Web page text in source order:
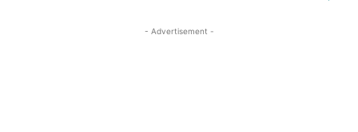
- Advertisement -